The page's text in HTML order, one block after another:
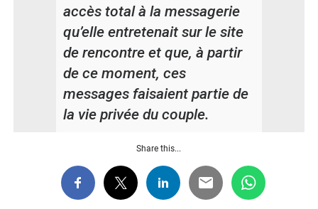
accès total à la messagerie
qu’elle entretenait sur le site
de rencontre et que, à partir
de ce moment, ces
messages faisaient partie de
la vie privée du couple.
Share this...